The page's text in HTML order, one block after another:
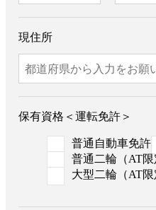
現住所
保有資格＜運転免許＞
普通自動車免許
普通二輪（AT限
大型二輪（AT限